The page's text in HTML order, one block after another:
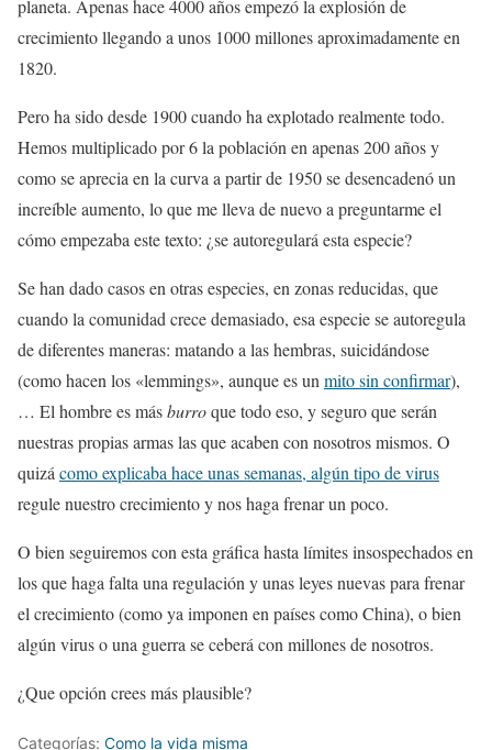
planeta. Apenas hace 4000 años empezó la explosión de
crecimiento llegando a unos 1000 millones aproximadamente en
1820.
Pero ha sido desde 1900 cuando ha explotado realmente todo.
Hemos multiplicado por 6 la población en apenas 200 años y
como se aprecia en la curva a partir de 1950 se desencadenó un
increíble aumento, lo que me lleva de nuevo a preguntarme el
cómo empezaba este texto: ¿se autoregulará esta especie?
Se han dado casos en otras especies, en zonas reducidas, que
cuando la comunidad crece demasiado, esa especie se autoregula
de diferentes maneras: matando a las hembras, suicidándose
(como hacen los «lemmings», aunque es unmito sin confirmar),
… El hombre es másburroque todo eso, y seguro que serán
nuestras propias armas las que acaben con nosotros mismos. O
quizácomo explicaba hace unas semanas, algún tipo de virus
regule nuestro crecimiento y nos haga frenar un poco.
O bien seguiremos con esta gráfica hasta límites insospechados en
los que haga falta una regulación y unas leyes nuevas para frenar
el crecimiento (como ya imponen en países como China), o bien
algún virus o una guerra se ceberá con millones de nosotros.
¿Que opción crees más plausible?
Categorías: Como la vida misma